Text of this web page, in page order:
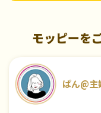
モッピーを
ぱん@主